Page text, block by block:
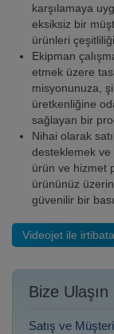
karşılamaya
eksiksiz bir
ürünleri çeşitliliği
Ekipman
etmek üzere
misyonunuza,
üretkenliğine
sağlayan bir
Nihai olarak
desteklemek
ürün ve hizmet
ürününüz
güvenilir bir
Videojet ile
Bize Ulaşın
Satış ve